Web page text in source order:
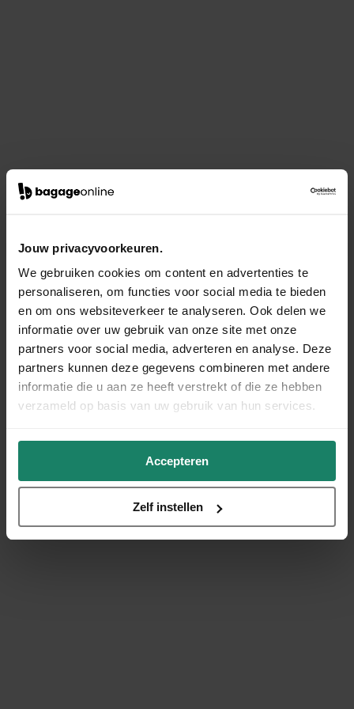
Jouw privacyvoorkeuren.
We gebruiken cookies om content en advertenties te
personaliseren, om functies voor social media te bieden
en om ons websiteverkeer te analyseren. Ook delen we
informatie over uw gebruik van onze site met onze
partners voor social media, adverteren en analyse. Deze
partners kunnen deze gegevens combineren met andere
informatie die u aan ze heeft verstrekt of die ze hebben
verzameld op basis van uw gebruik van hun services.
Accepteren
Zelf instellen